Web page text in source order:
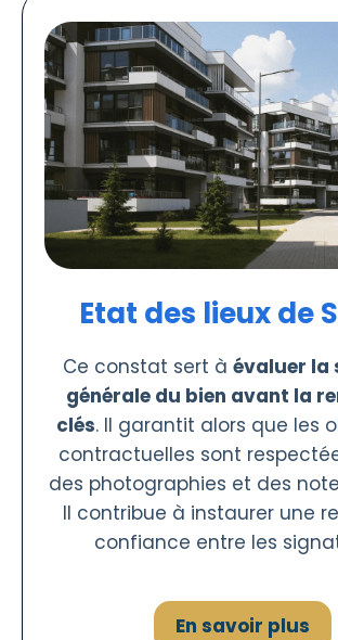
Etat des lieux de
Ce constat sert à évaluer la
générale du bien avant la
clés. Il garantit alors que les
contractuelles sont
des photographies et des
Il contribue à instaurer une
confiance entre les
En savoir plus